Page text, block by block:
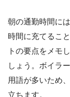
朝の通勤時間に
時間に充てるこ
トの要点をメモ
しょう。ボイラ
用語が多いため
立ちます。